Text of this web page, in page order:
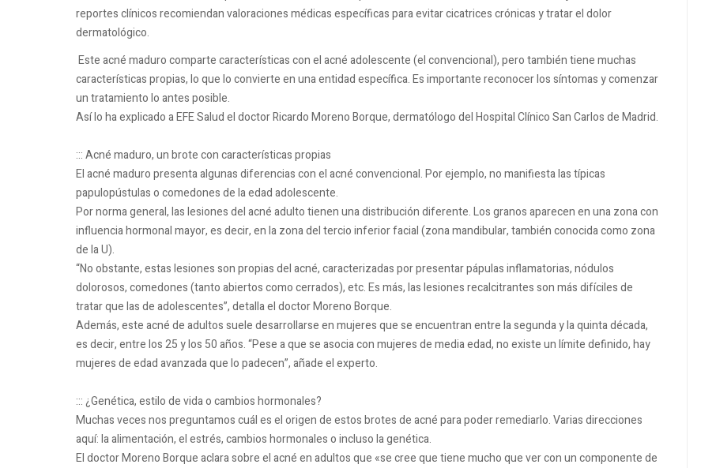
reportes clínicos recomiendan valoraciones médicas específicas para evitar cicatrices crónicas y tratar el dolor
dermatológico.
Este acné maduro comparte características con el acné adolescente (el convencional), pero también tiene muchas
características propias, lo que lo convierte en una entidad específica. Es importante reconocer los síntomas y comenzar
un tratamiento lo antes posible.
Así lo ha explicado a EFE Salud el doctor Ricardo Moreno Borque, dermatólogo del Hospital Clínico San Carlos de Madrid.
::: Acné maduro, un brote con características propias
El acné maduro presenta algunas diferencias con el acné convencional. Por ejemplo, no manifiesta las típicas
papulopústulas o comedones de la edad adolescente.
Por norma general, las lesiones del acné adulto tienen una distribución diferente. Los granos aparecen en una zona con
influencia hormonal mayor, es decir, en la zona del tercio inferior facial (zona mandibular, también conocida como zona
de la U).
“No obstante, estas lesiones son propias del acné, caracterizadas por presentar pápulas inflamatorias, nódulos
dolorosos, comedones (tanto abiertos como cerrados), etc. Es más, las lesiones recalcitrantes son más difíciles de
tratar que las de adolescentes”, detalla el doctor Moreno Borque.
Además, este acné de adultos suele desarrollarse en mujeres que se encuentran entre la segunda y la quinta década,
es decir, entre los 25 y los 50 años. “Pese a que se asocia con mujeres de media edad, no existe un límite definido, hay
mujeres de edad avanzada que lo padecen”, añade el experto.
::: ¿Genética, estilo de vida o cambios hormonales?
Muchas veces nos preguntamos cuál es el origen de estos brotes de acné para poder remediarlo. Varias direcciones
aquí: la alimentación, el estrés, cambios hormonales o incluso la genética.
El doctor Moreno Borque aclara sobre el acné en adultos que «se cree que tiene mucho que ver con un componente de